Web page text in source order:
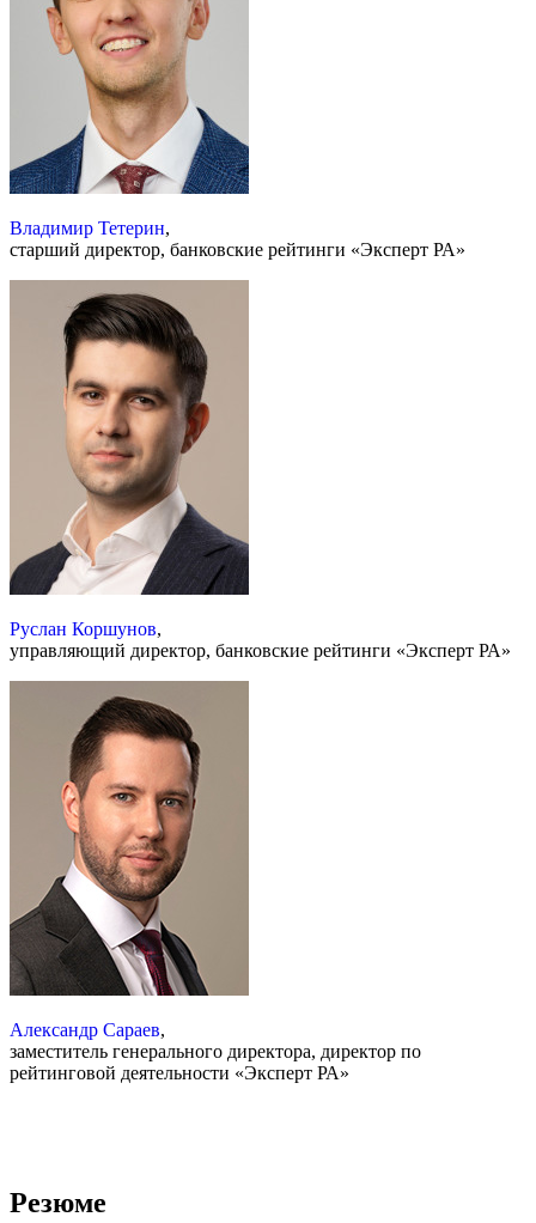
Владимир Тетерин,
старший директор, банковские рейтинги «Эксперт РА»
Руслан Коршунов,
управляющий директор, банковские рейтинги «Эксперт РА»
Александр Сараев,
заместитель генерального директора, директор по
рейтинговой деятельности «Эксперт РА»
Резюме